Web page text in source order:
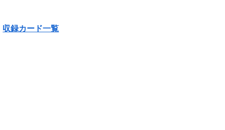
収録カード一覧